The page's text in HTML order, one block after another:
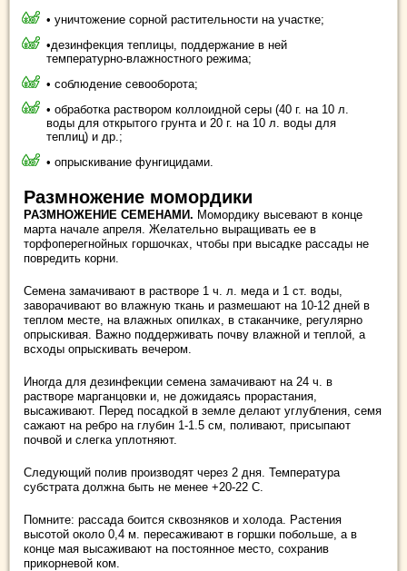
• уничтожение сорной растительности на участке;
•дезинфекция теплицы, поддержание в ней
температурно-влажностного режима;
• соблюдение севооборота;
• обработка раствором коллоидной серы (40 г. на 10 л.
воды для открытого грунта и 20 г. на 10 л. воды для
теплиц) и др.;
• опрыскивание фунгицидами.
Размножение момордики
РАЗМНОЖЕНИЕ СЕМЕНАМИ. Момордику высевают в конце
марта начале апреля. Желательно выращивать ее в
торфоперегнойных горшочках, чтобы при высадке рассады не
повредить корни.
Семена замачивают в растворе 1 ч. л. меда и 1 ст. воды,
заворачивают во влажную ткань и размешают на 10-12 дней в
теплом месте, на влажных опилках, в стаканчике, регулярно
опрыскивая. Важно поддерживать почву влажной и теплой, а
всходы опрыскивать вечером.
Иногда для дезинфекции семена замачивают на 24 ч. в
растворе марганцовки и, не дожидаясь прорастания,
высаживают. Перед посадкой в земле делают углубления, семя
сажают на ребро на глубин 1-1.5 см, поливают, присыпают
почвой и слегка уплотняют.
Следующий полив производят через 2 дня. Температура
субстрата должна быть не менее +20-22 С.
Помните: рассада боится сквозняков и холода. Растения
высотой около 0,4 м. пересаживают в горшки побольше, а в
конце мая высаживают на постоянное место, сохранив
прикорневой ком.